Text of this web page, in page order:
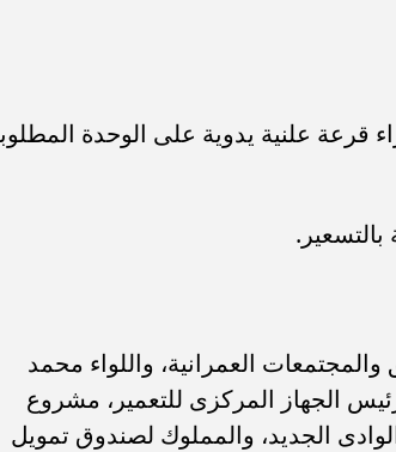
علنية يدوية على الوحدة
العمرانية، واللواء محمد
الجهاز المركزى للتعمير، مشروع
بمحافظة الوادى الجديد، والمملوك لصندوق تمويل